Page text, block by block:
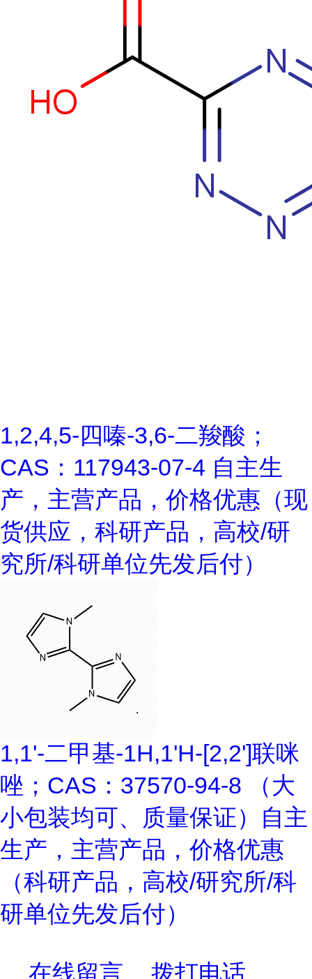
1,2,4,5-四嗪-3,6-二羧酸；
CAS：117943-07-4 自主生
产，主营产品，价格优惠（现
货供应，科研产品，高校/研
究所/科研单位先发后付）
1,1'-二甲基-1H,1'H-[2,2']联咪
唑；CAS：37570-94-8 （大
小包装均可、质量保证）自主
生产，主营产品，价格优惠
（科研产品，高校/研究所/科
研单位先发后付）
在线留言 拨打电话